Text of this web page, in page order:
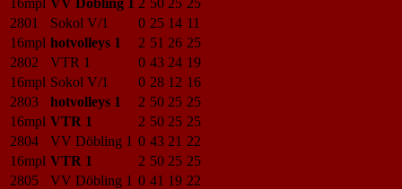
16mpl VV Döbling 1 2 50 25 25
2801
Sokol V/1 0 25 14 11
16mpl hotvolleys 1 2 51 26 25
2802
VTR 1 0 43 24 19
16mpl Sokol V/1 0 28 12 16
2803
hotvolleys 1 2 50 25 25
16mpl VTR 1 2 50 25 25
2804
VV Döbling 1 0 43 21 22
16mpl VTR 1 2 50 25 25
2805
VV Döbling 1 0 41 19 22